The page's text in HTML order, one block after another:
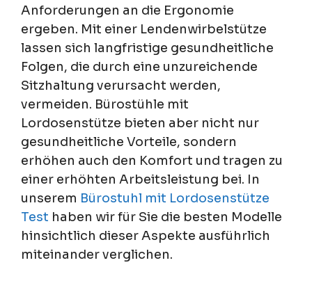
Anforderungen an die Ergonomie
ergeben. Mit einer Lendenwirbelstütze
lassen sich langfristige gesundheitliche
Folgen, die durch eine unzureichende
Sitzhaltung verursacht werden,
vermeiden. Bürostühle mit
Lordosenstütze bieten aber nicht nur
gesundheitliche Vorteile, sondern
erhöhen auch den Komfort und tragen zu
einer erhöhten Arbeitsleistung bei. In
unserem Bürostuhl mit Lordosenstütze
Test haben wir für Sie die besten Modelle
hinsichtlich dieser Aspekte ausführlich
miteinander verglichen.